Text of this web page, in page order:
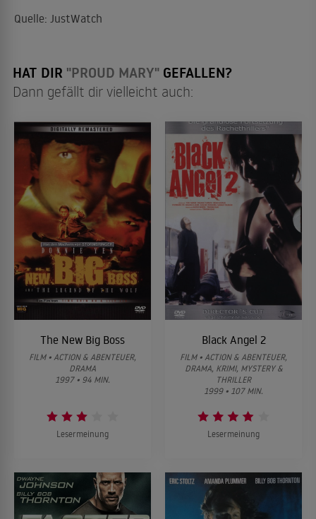
Quelle: JustWatch
HAT DIR "PROUD MARY" GEFALLEN?
Dann gefällt dir vielleicht auch:
The New Big Boss
FILM • ACTION & ABENTEUER,
DRAMA
1997 • 94 MIN.
Lesermeinung
Black Angel 2
FILM • ACTION & ABENTEUER,
DRAMA, KRIMI, MYSTERY &
THRILLER
1999 • 107 MIN.
Lesermeinung